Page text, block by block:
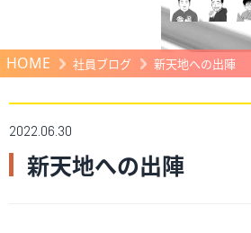
HOME 社員ブログ 新天地への出陣
2022.06.30
新天地への出陣